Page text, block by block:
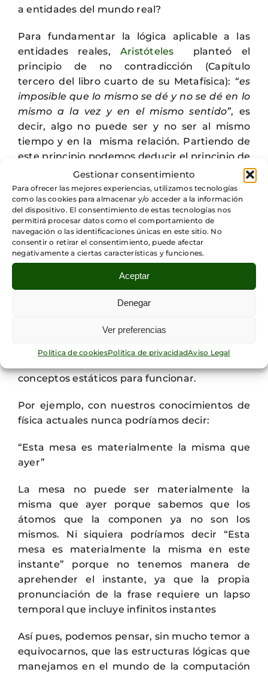
Gestionar consentimiento
Para ofrecer las mejores experiencias, utilizamos tecnologías
como las cookies para almacenar y/o acceder a la información
del dispositivo. El consentimiento de estas tecnologías nos
permitirá procesar datos como el comportamiento de
navegación o las identificaciones únicas en este sitio. No
consentir o retirar el consentimiento, puede afectar
negativamente a ciertas características y funciones.
Aceptar
Denegar
Ver preferencias
Política de cookiesPolítica de privacidadAviso Legal
a entidades del mundo real?
Para fundamentar la lógica aplicable a las
entidades reales, Aristóteles planteó el
principio de no contradicción (Capítulo
tercero del libro cuarto de su Metafísica): “es
imposible que lo mismo se dé y no se dé en lo
mismo a la vez y en el mismo sentido”, es
decir, algo no puede ser y no ser al mismo
tiempo y en la misma relación. Partiendo de
este principio podemos deducir el principio de
identidad (A=A). Pero si lo consideramos
detenidamente, vemos que en su
formulación, Aristóteles está poniendo como
condición para la validez del principio de
identidad que ésta se dé al mismo tiempo. Es
decir, desde una perspectiva puramente
ontológica, todo objeto es idéntico a sí mismo
en un instante dado.
Si un concepto cambia de sentido a lo largo
principio de identidad, deja de ser válida la
lógica que estamos aplicando. Es decir, la
conceptos estáticos para funcionar.
Por ejemplo, con nuestros conocimientos de
física actuales nunca podríamos decir:
“Esta mesa es materialmente la misma que
ayer”
La mesa no puede ser materialmente la
misma que ayer porque sabemos que los
átomos que la componen ya no son los
mismos. Ni siquiera podríamos decir “Esta
mesa es materialmente la misma en este
instante” porque no tenemos manera de
aprehender el instante, ya que la propia
pronunciación de la frase requiere un lapso
temporal que incluye infinitos instantes
Así pues, podemos pensar, sin mucho temor a
equivocarnos, que las estructuras lógicas que
manejamos en el mundo de la computación